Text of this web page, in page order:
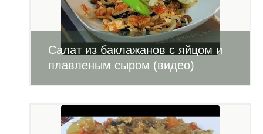
Салат из баклажанов с яйцом и
плавленым сыром (видео)